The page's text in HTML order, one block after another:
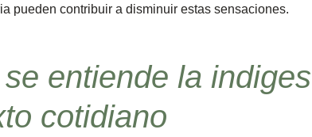
pueden contribuir a disminuir estas sensaciones.
entiende la
cotidiano